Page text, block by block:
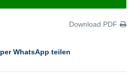
Download PDF
per WhatsApp teilen